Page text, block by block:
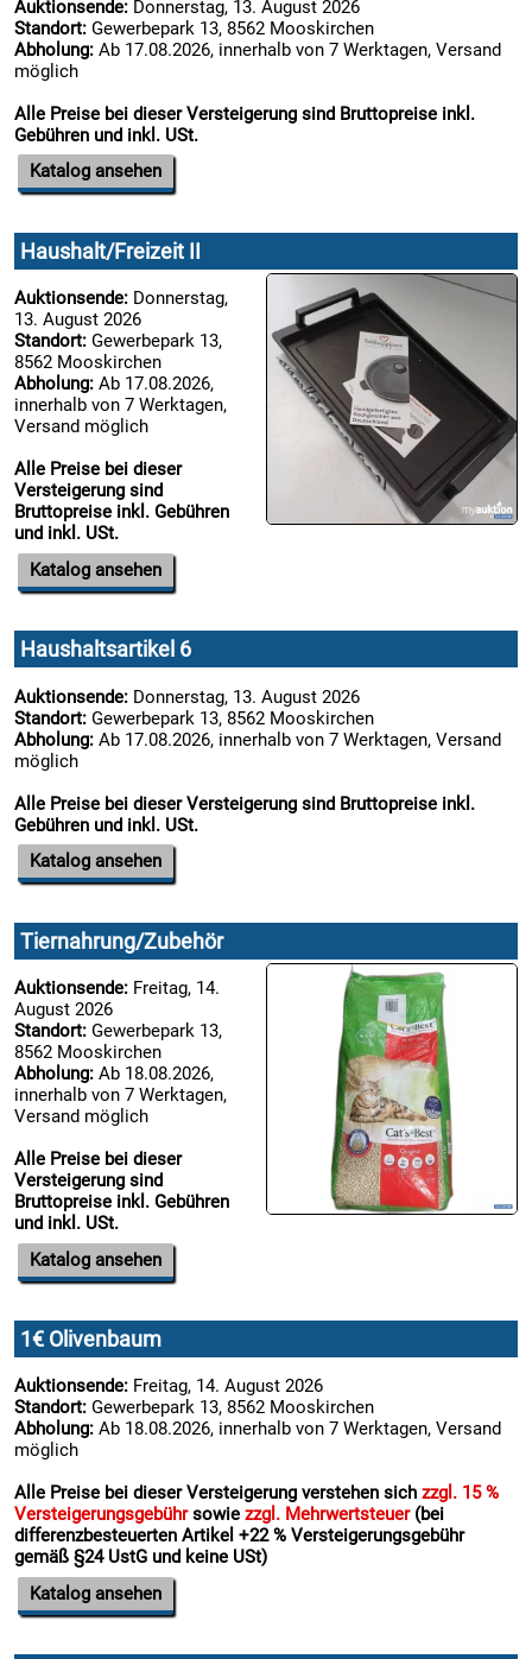
Auktionsende: Donnerstag, 13. August 2026
Standort: Gewerbepark 13, 8562 Mooskirchen
Abholung: Ab 17.08.2026, innerhalb von 7 Werktagen, Versand
möglich
Alle Preise bei dieser Versteigerung sind Bruttopreise inkl.
Gebühren und inkl. USt.
Katalog ansehen
Haushalt/Freizeit II
Auktionsende: Donnerstag,
13. August 2026
Standort: Gewerbepark 13,
8562 Mooskirchen
Abholung: Ab 17.08.2026,
innerhalb von 7 Werktagen,
Versand möglich
Alle Preise bei dieser
Versteigerung sind
Bruttopreise inkl. Gebühren
und inkl. USt.
Katalog ansehen
Haushaltsartikel 6
Auktionsende: Donnerstag, 13. August 2026
Standort: Gewerbepark 13, 8562 Mooskirchen
Abholung: Ab 17.08.2026, innerhalb von 7 Werktagen, Versand
möglich
Alle Preise bei dieser Versteigerung sind Bruttopreise inkl.
Gebühren und inkl. USt.
Katalog ansehen
Tiernahrung/Zubehör
Auktionsende: Freitag, 14.
August 2026
Standort: Gewerbepark 13,
8562 Mooskirchen
Abholung: Ab 18.08.2026,
innerhalb von 7 Werktagen,
Versand möglich
Alle Preise bei dieser
Versteigerung sind
Bruttopreise inkl. Gebühren
und inkl. USt.
Katalog ansehen
1€ Olivenbaum
Auktionsende: Freitag, 14. August 2026
Standort: Gewerbepark 13, 8562 Mooskirchen
Abholung: Ab 18.08.2026, innerhalb von 7 Werktagen, Versand
möglich
Alle Preise bei dieser Versteigerung verstehen sich zzgl. 15 %
Versteigerungsgebührsowie zzgl. Mehrwertsteuer(bei
differenzbesteuerten Artikel +22 % Versteigerungsgebühr
gemäß §24 UstG und keine USt)
Katalog ansehen